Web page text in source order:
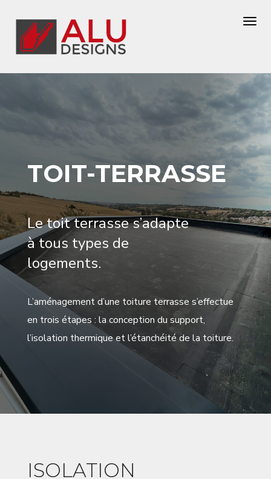
TOIT-TERRASSE
Le toit terrasse s’adapte
à tous types de
logements.
L’aménagement d’une toiture terrasse s’effectue
en trois étapes : la conception du support,
l’isolation thermique et l’étanchéité de la toiture.
ISOLATION